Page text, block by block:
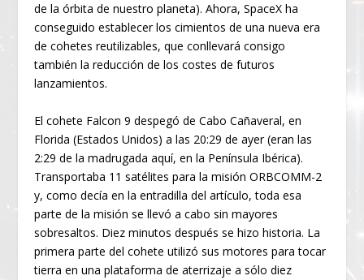
de la órbita de nuestro planeta). Ahora, SpaceX ha
conseguido establecer los cimientos de una nueva era
de cohetes reutilizables, que conllevará consigo
también la reducción de los costes de futuros
lanzamientos.
El cohete Falcon 9 despegó de Cabo Cañaveral, en
Florida (Estados Unidos) a las 20:29 de ayer (eran las
2:29 de la madrugada aquí, en la Península Ibérica).
Transportaba 11 satélites para la misión ORBCOMM-2
y, como decía en la entradilla del artículo, toda esa
parte de la misión se llevó a cabo sin mayores
sobresaltos. Diez minutos después se hizo historia. La
primera parte del cohete utilizó sus motores para tocar
tierra en una plataforma de aterrizaje a sólo diez